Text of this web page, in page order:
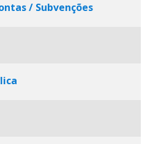
/ Subvenções